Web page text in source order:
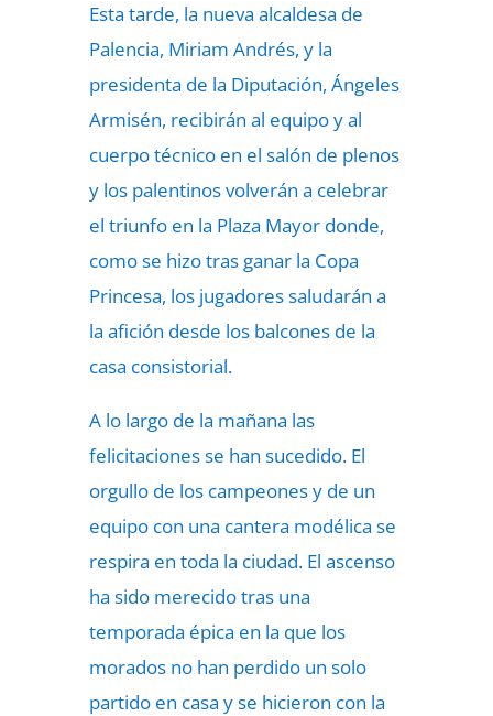
Esta tarde, la nueva alcaldesa de
Palencia, Miriam Andrés, y la
presidenta de la Diputación, Ángeles
Armisén, recibirán al equipo y al
cuerpo técnico en el salón de plenos
y los palentinos volverán a celebrar
el triunfo en la Plaza Mayor donde,
como se hizo tras ganar la Copa
Princesa, los jugadores saludarán a
la afición desde los balcones de la
casa consistorial.
A lo largo de la mañana las
felicitaciones se han sucedido. El
orgullo de los campeones y de un
equipo con una cantera modélica se
respira en toda la ciudad. El ascenso
ha sido merecido tras una
temporada épica en la que los
morados no han perdido un solo
partido en casa y se hicieron con la